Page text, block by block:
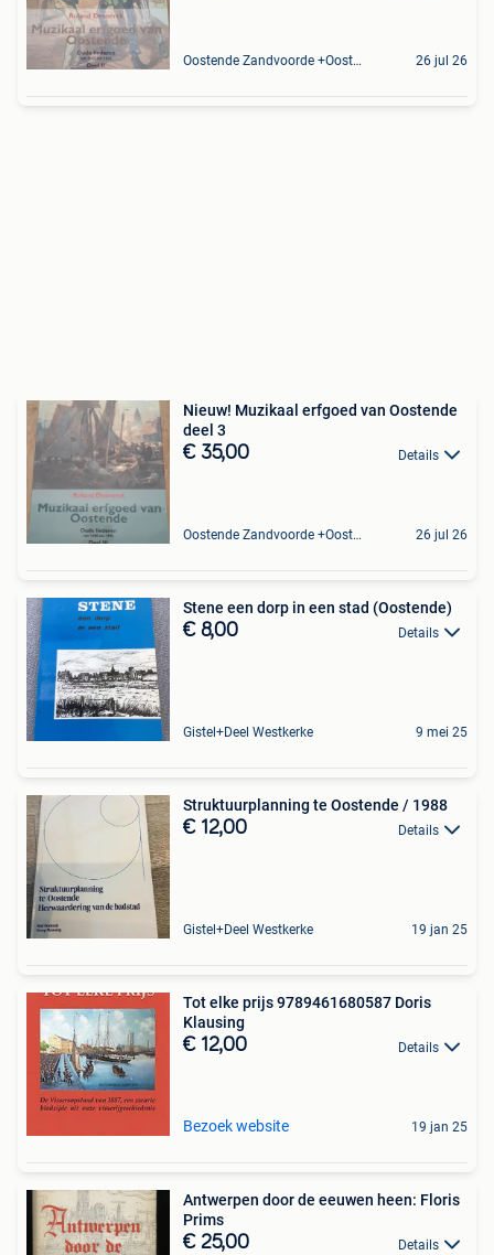
Oostende Zandvoorde +Oostende 26 jul 26
Nieuw! Muzikaal erfgoed van Oostende
deel 3
€ 35,00 Details
Oostende Zandvoorde +Oostende 26 jul 26
Stene een dorp in een stad (Oostende)
€ 8,00 Details
Gistel+Deel Westkerke 9 mei 25
Struktuurplanning te Oostende / 1988
€ 12,00 Details
Gistel+Deel Westkerke 19 jan 25
Tot elke prijs 9789461680587 Doris
Klausing
€ 12,00 Details
Bezoek website 19 jan 25
Antwerpen door de eeuwen heen: Floris
Prims
€ 25,00 Details